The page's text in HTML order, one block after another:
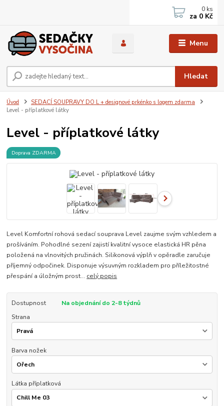
Menu
Hledat
0 ks
za 0 Kč
Úvod
SEDACÍ SOUPRAVY DO L + designové prkénko s logem zdarma
Level - příplatkové látky
Level - příplatkové látky
Doprava ZDARMA
Level Komfortní rohová sedací souprava Level zaujme svým vzhledem a
prošíváním. Pohodlné sezení zajistí kvalitní vysoce elastická HR pěna
položená na vlnovitých pružinách. Silikonová výplň v opěradle zaručuje
příjemný odpočinek. Disponuje výsuvným rozkladem pro příležitostné
přespání a úložným prost... celý popis
Dostupnost
Na objednání do 2-8 týdnů
Strana
Barva nožek
Látka příplatková